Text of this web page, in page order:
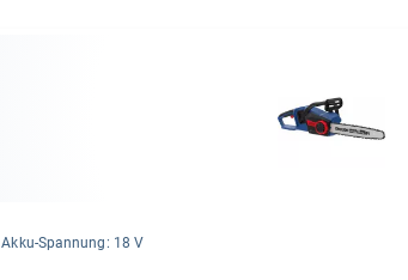
Akku-​Span­nung: 18 V